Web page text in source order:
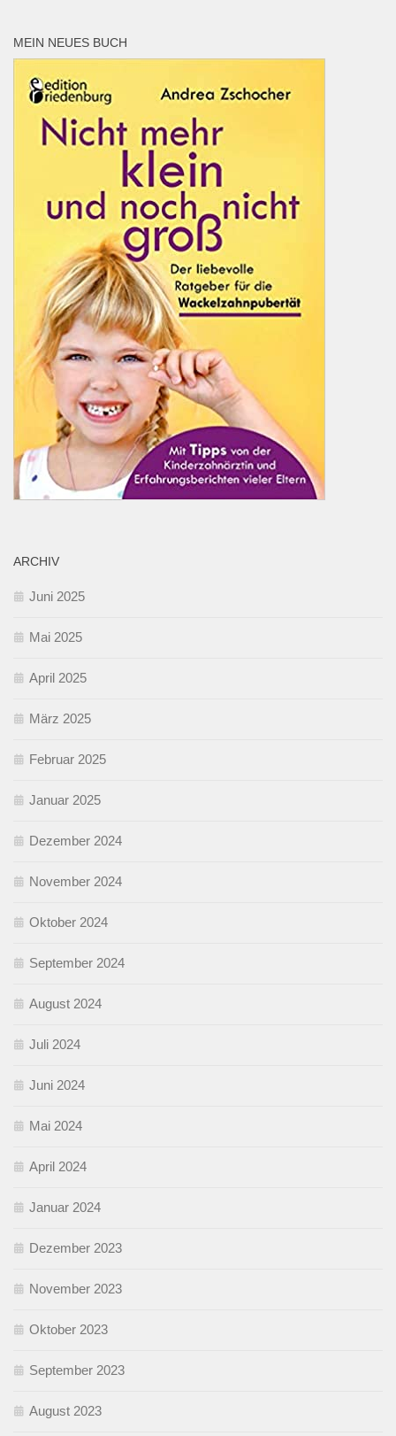
MEIN NEUES BUCH
ARCHIV
Juni 2025
Mai 2025
April 2025
März 2025
Februar 2025
Januar 2025
Dezember 2024
November 2024
Oktober 2024
September 2024
August 2024
Juli 2024
Juni 2024
Mai 2024
April 2024
Januar 2024
Dezember 2023
November 2023
Oktober 2023
September 2023
August 2023